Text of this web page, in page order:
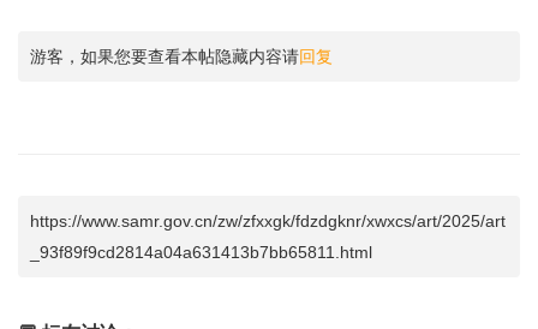
游客，如果您要查看本帖隐藏内容请回复
https://www.samr.gov.cn/zw/zfxxgk/fdzdgknr/xwxcs/art/2025/art
_93f89f9cd2814a04a631413b7bb65811.html